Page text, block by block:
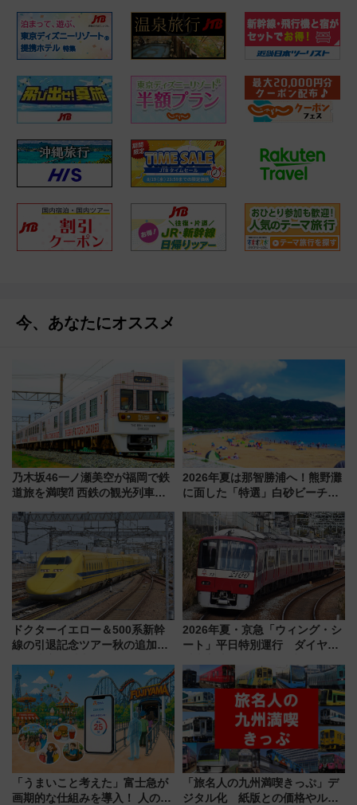
今、あなたにオススメ
乃木坂46一ノ瀬美空が福岡で鉄
道旅を満喫⁈ 西鉄の観光列車
CHIKUGO」で巡る福岡･太宰
府･柳川の旅！YouTubeが公開
に
2026年夏は那智勝浦へ！熊野灘
に面した「特選」白砂ビーチは
会」は8月11日開催！
ドクターイエロー＆500系新幹
線の引退記念ツアー秋の追加企
ホテル情報まとめ
2026年夏・京急「ウィング・シ
ート」平日特別運行 ダイヤ・
三浦海岸を堪能できるお出かけ
プランもご紹介
「うまいこと考えた」富士急が
画期的な仕組みを導入！ 人のか
「旅名人の九州満喫きっぷ」デ
ジタル化 紙版との価格やルー